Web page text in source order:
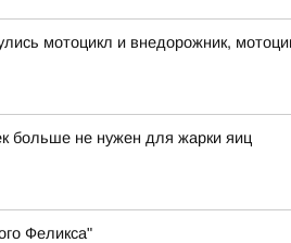
мотоцикл и внедорожник,
больше не нужен для жарки яиц
Феликса"